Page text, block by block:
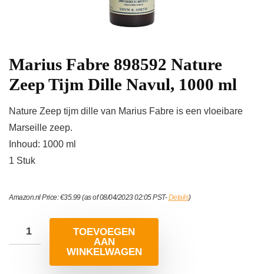
Marius Fabre 898592 Nature
Zeep Tijm Dille Navul, 1000 ml
Nature Zeep tijm dille van Marius Fabre is een vloeibare
Marseille zeep.
Inhoud: 1000 ml
1 Stuk
Amazon.nl Price:€35.99(as of 08/04/2023 02:05 PST-Details)
TOEVOEGEN
AAN
WINKELWAGEN